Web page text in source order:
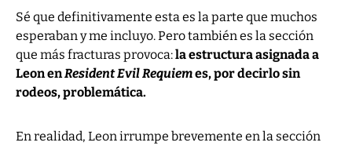
Sé que definitivamente esta es la parte que muchos
esperaban y me incluyo. Pero también es la sección
que más fracturas provoca:la estructura asignada a
Leon enResident Evil Requiemes, por decirlo sin
rodeos, problemática.
En realidad, Leon irrumpe brevemente en la sección